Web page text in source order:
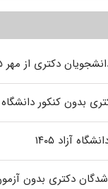
دکتری از مهر ۱۴۰۵
بدون کنکور دانشگاه
آزاد ۱۴۰۵
دکتری بدون